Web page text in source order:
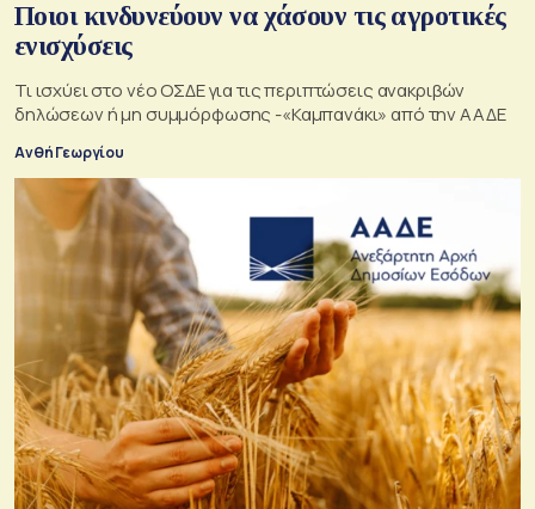
Ποιοι κινδυνεύουν να χάσουν τις αγροτικές
ενισχύσεις
Τι ισχύει στο νέο ΟΣΔΕ για τις περιπτώσεις ανακριβών
δηλώσεων ή μη συμμόρφωσης -«Καμπανάκι» από την ΑΑΔΕ
Ανθή Γεωργίου